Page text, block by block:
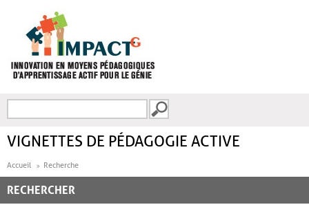
FORMULAIRE DE
VIGNETTES DE PÉDAGOGIE ACTIVE
Accueil Recherche
RECHERCHER